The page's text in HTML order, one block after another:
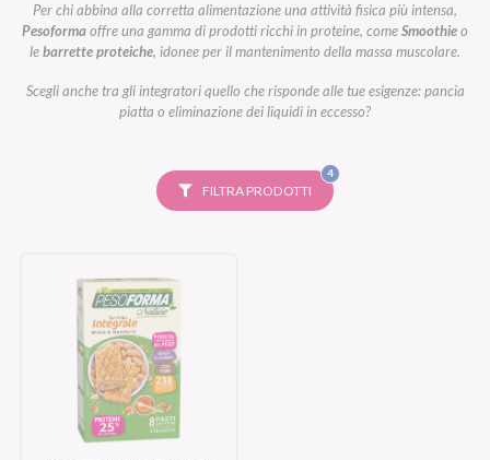
Per chi abbina alla corretta alimentazione una attività fisica più intensa,
Pesoformaoffre una gamma di prodotti ricchi in proteine, comeSmoothieo
lebarrette proteiche, idonee per il mantenimento della massa muscolare.
Scegli anche tra gli integratori quello che risponde alle tue esigenze: pancia
piatta o eliminazione dei liquidi in eccesso?
FILTRA PRODOTTI
4FILTRI
SELEZIONATI